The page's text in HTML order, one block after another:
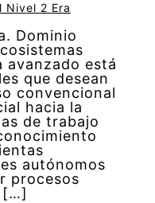
Nivel 2 Era
Dominio
avanzado está
que desean
convencional
hacia la
de trabajo
autónomos
procesos
[…]